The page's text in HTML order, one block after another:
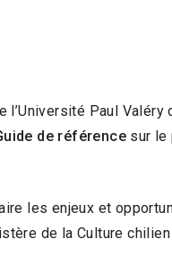
Paul
de référence sur le
les enjeux et
de la Culture